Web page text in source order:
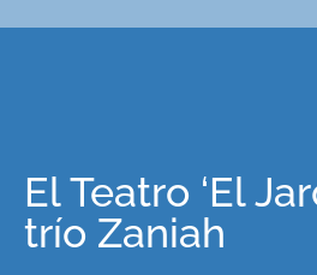
El Teatro ‘El
trío Zaniah